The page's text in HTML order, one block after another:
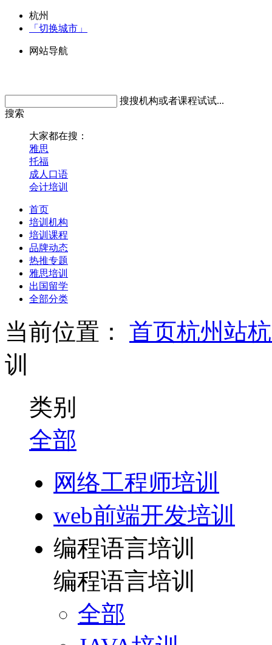
杭州
「切换城市」
网站导航
搜搜机构或者课程试试...
搜索
大家都在搜：
雅思
托福
成人口语
会计培训
首页
培训机构
培训课程
品牌动态
热推专题
雅思培训
出国留学
全部分类
当前位置： 首页杭州站
训
类别
全部
网络工程师培训
web前端开发培训
编程语言培训
编程语言培训
全部